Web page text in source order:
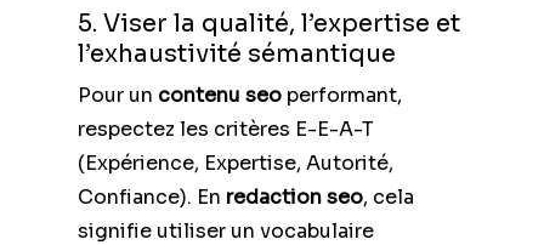
5. Viser la qualité, l’expertise et
l’exhaustivité sémantique
Pour un contenu seo performant,
respectez les critères E-E-A-T
(Expérience, Expertise, Autorité,
Confiance). En redaction seo, cela
signifie utiliser un vocabulaire